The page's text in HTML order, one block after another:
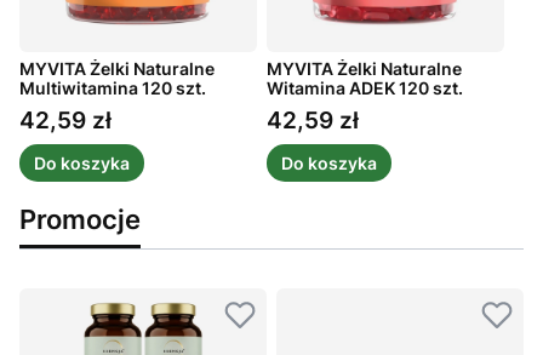
MYVITA Żelki Naturalne
Multiwitamina 120 szt.
Cena
42,59 zł
Do koszyka
MYVITA Żelki Naturalne
Witamina ADEK 120 szt.
Cena
42,59 zł
Do koszyka
Promocje